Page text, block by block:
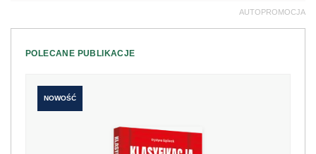
AUTOPROMOCJA
POLECANE PUBLIKACJE
NOWOŚĆ